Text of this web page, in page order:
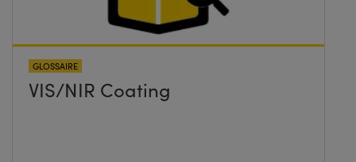
GLOSSAIRE
VIS/NIR Coating